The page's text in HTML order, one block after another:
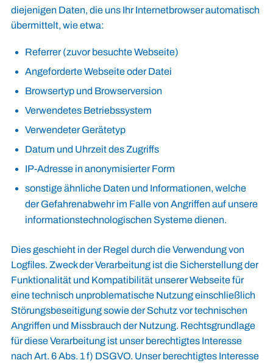
diejenigen Daten, die uns Ihr Internetbrowser automatisch
übermittelt, wie etwa:
Referrer (zuvor besuchte Webseite)
Angeforderte Webseite oder Datei
Browsertyp und Browserversion
Verwendetes Betriebssystem
Verwendeter Gerätetyp
Datum und Uhrzeit des Zugriffs
IP-Adresse in anonymisierter Form
sonstige ähnliche Daten und Informationen, welche
der Gefahrenabwehr im Falle von Angriffen auf unsere
informationstechnologischen Systeme dienen.
Dies geschieht in der Regel durch die Verwendung von
Logfiles. Zweck der Verarbeitung ist die Sicherstellung der
Funktionalität und Kompatibilität unserer Webseite für
eine technisch unproblematische Nutzung einschließlich
Störungsbeseitigung sowie der Schutz vor technischen
Angriffen und Missbrauch der Nutzung. Rechtsgrundlage
für diese Verarbeitung ist unser berechtigtes Interesse
nach Art. 6 Abs. 1 f) DSGVO. Unser berechtigtes Interesse